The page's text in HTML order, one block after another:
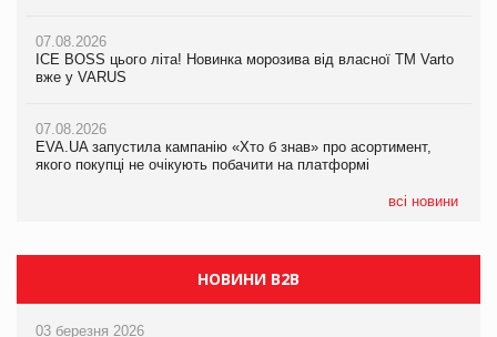
07.08.2026
ICE BOSS цього літа! Новинка морозива від власної ТМ Varto
вже у VARUS
07.08.2026
EVA.UA запустила кампанію «Хто б знав» про асортимент,
якого покупці не очікують побачити на платформі
всі новини
07.08.2026
ICE BOSS цього літа! Новинка морозива від власної ТМ Varto
вже у VARUS
07.08.2026
EVA.UA запустила кампанію «Хто б знав» про асортимент,
якого покупці не очікують побачити на платформі
Продажі Hugo Boss впали на 9%
НОВИНИ B2B
03 березня 2026